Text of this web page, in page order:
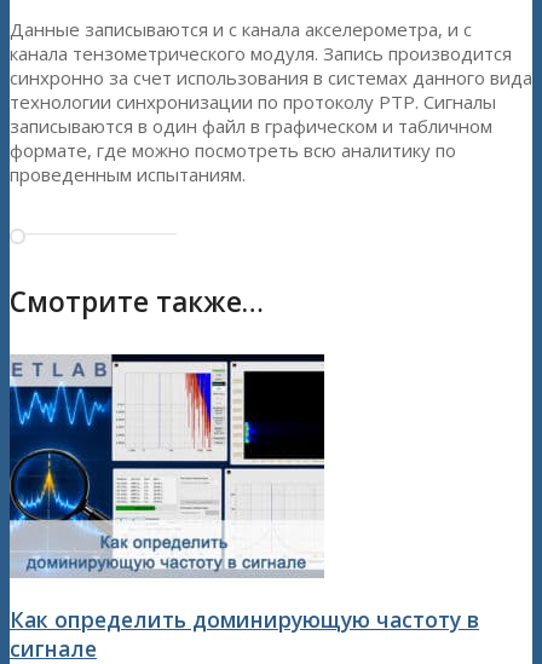
Данные записываются и с канала акселерометра, и с
канала тензометрического модуля. Запись производится
синхронно за счет использования в системах данного вида
технологии синхронизации по протоколу PTP. Сигналы
записываются в один файл в графическом и табличном
формате, где можно посмотреть всю аналитику по
проведенным испытаниям.
Смотрите также…
Как определить доминирующую частоту в
сигнале